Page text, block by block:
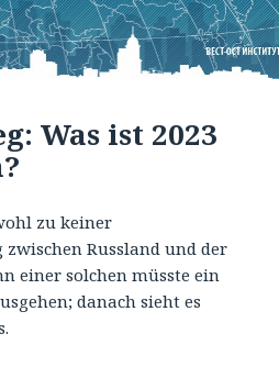
Was ist 2023
zu keiner
Russland und der
einer solchen müsste ein
danach sieht es